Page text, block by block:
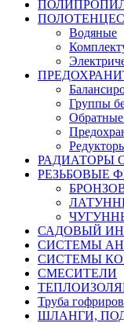
Водяные
Группы
РАДИАТОРЫ
РЕЗЬБОВЫЕ
САДОВЫЙ
СИСТЕМЫ
СИСТЕМЫ
СМЕСИТЕЛИ
Труба
ШЛАНГИ,